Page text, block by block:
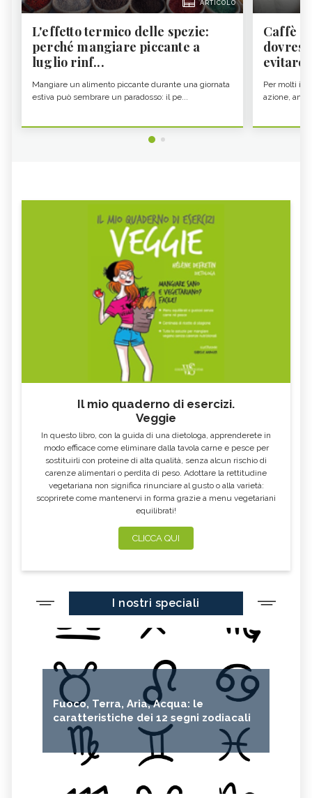
ARTICOLO
L'effetto termico delle spezie:
perché mangiare piccante a
luglio rinf...
Mangiare un alimento piccante durante una giornata
estiva può sembrare un paradosso: il pe...
Caffè
evitare
Per molti il
azione,
Il mio quaderno di esercizi.
Veggie
In questo libro, con la guida di una dietologa, apprenderete in
modo efficace come eliminare dalla tavola carne e pesce per
sostituirli con proteine di alta qualità, senza alcun rischio di
carenze alimentari o perdita di peso. Adottare la rettitudine
vegetariana non significa rinunciare al gusto o alla varietà:
scoprirete come mantenervi in forma grazie a menu vegetariani
equilibrati!
CLICCA QUI
I nostri speciali
Fuoco, Terra, Aria, Acqua: le
caratteristiche dei 12 segni zodiacali